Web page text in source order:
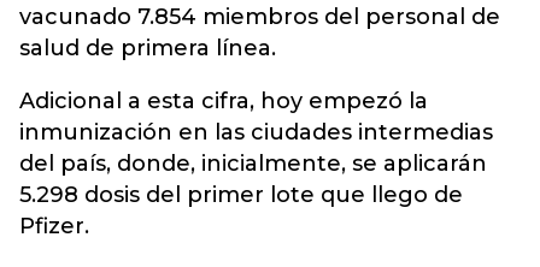
vacunado 7.854 miembros del personal de
salud de primera línea.
Adicional a esta cifra, hoy empezó la
inmunización en las ciudades intermedias
del país, donde, inicialmente, se aplicarán
5.298 dosis del primer lote que llego de
Pfizer.